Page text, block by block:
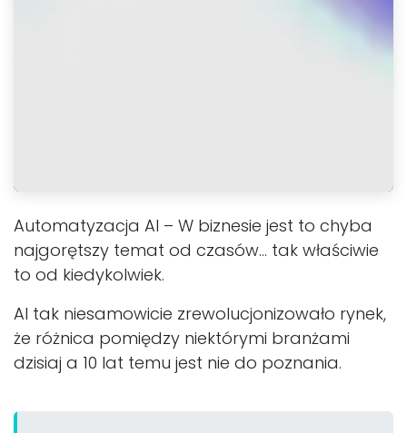
Automatyzacja AI – W biznesie jest to chyba
najgorętszy temat od czasów... tak właściwie
to od kiedykolwiek.
AI tak niesamowicie zrewolucjonizowało rynek,
że różnica pomiędzy niektórymi branżami
dzisiaj a 10 lat temu jest nie do poznania.